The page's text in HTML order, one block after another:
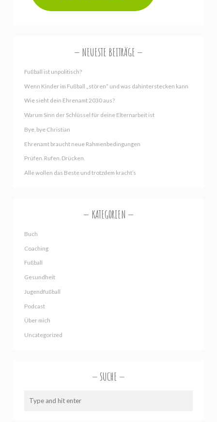
NEUESTE BEITRÄGE
Fußball ist unpolitisch?
Wenn Kinder im Fußball „stören“ und was dahinterstecken kann
Wie sieht dein Ehrenamt 2030 aus?
Warum Sinn der Schlüssel für deine Elternarbeit ist
Bye, bye Christian
Ehrenamt braucht neue Rahmenbedingungen
Prüfen. Rufen. Drücken.
Alle wollen das Beste und trotzdem kracht’s
KATEGORIEN
Buch
Coaching
Fußball
Gesundheit
Jugendfußball
Podcast
Über mich
Uncategorized
SUCHE